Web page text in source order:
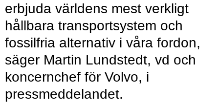
erbjuda världens mest verkligt
hållbara transportsystem och
fossilfria alternativ i våra fordon,
säger Martin Lundstedt, vd och
koncernchef för Volvo, i
pressmeddelandet.